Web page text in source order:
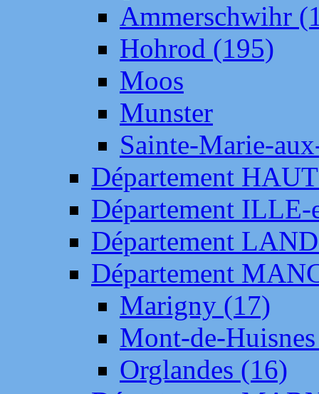
Ammerschwihr
Hohrod (195)
Moos
Munster
Sainte-Marie-
Département
Département
Département
Département
Marigny (17)
Mont-de-
Orglandes (16)